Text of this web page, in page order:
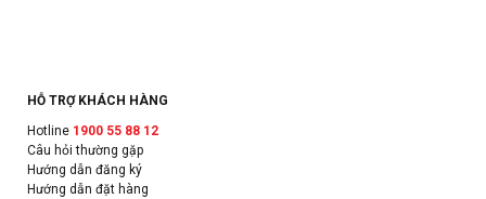
HỖ TRỢ KHÁCH HÀNG
Hotline 1900 55 88 12
Câu hỏi thường gặp
Hướng dẫn đăng ký
Hướng dẫn đặt hàng